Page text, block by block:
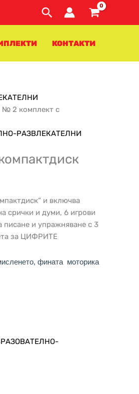
Search
КОНТАКТИ
№ 2 комплект с
РАЗВЛЕКАТЕЛНИ
и включва
срички и думи, 6 игрови
писане и упражняване с 3
за ЦИФРИТЕ
фината моторика